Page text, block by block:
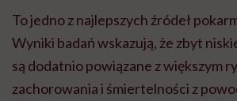
To jedno z najlepszych źródeł
Wyniki badań wskazują, że zbyt
są dodatnio powiązane z większym
zachorowania i śmiertelności z